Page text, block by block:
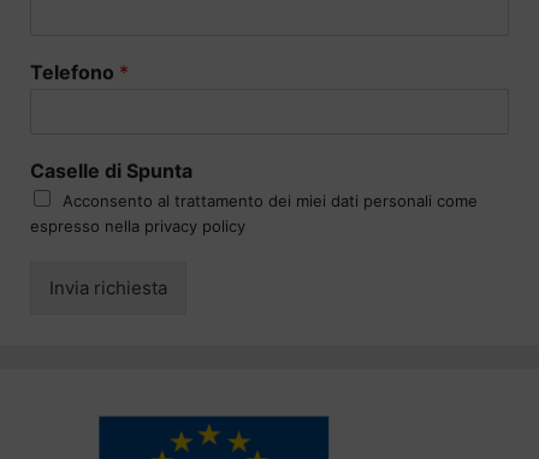
Telefono *
Caselle di Spunta
Acconsento al trattamento dei miei dati personali come
espresso nella privacy policy
Invia richiesta